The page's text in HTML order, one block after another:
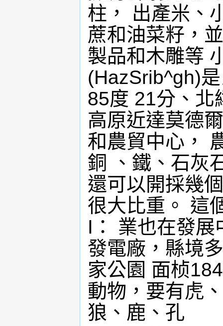
柱， 出產米、
蔗和油菜籽，
製品和木雕等
(HazSrib^gh)
85度 21分、北
高原近達莫德
和農貿中心，
銅 、鐵、石灰
還可以開採幾
很大比重。 這
I： 業也在發展
發電廠，縣境
家公園 面桢
動物，要有虎
狼、鹿、孔